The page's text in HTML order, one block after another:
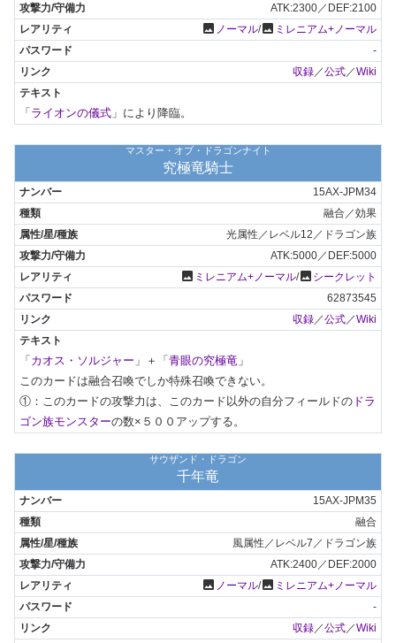
ATK:2300／DEF:2100
photo ノーマル/photo ミレニアム+ノーマル
-
収録 ／公式 ／Wiki
「ライオンの儀式 」により降臨。
マスター・オブ・ドラゴンナイト
究極竜騎士
15AX-JPM34
融合／効果
光属性／レベル12／ドラゴン族
ATK:5000／DEF:5000
photo ミレニアム+ノーマル/photo シークレット
62873545
収録／公式／Wiki
「 カオス・ソルジャー 」＋「 青眼の究極竜 」
このカードは融合召喚でしか特殊召喚できない。
①：このカードの攻撃力は、このカード以外の自分フィールドの ドラ
ゴン族モンスターの数×５００アップする。
サウザンド・ドラゴン
千年竜
15AX-JPM35
融合
風属性／レベル7／ドラゴン族
ATK:2400／DEF:2000
photo ノーマル/photo ミレニアム+ノーマル
-
収録／公式／Wiki